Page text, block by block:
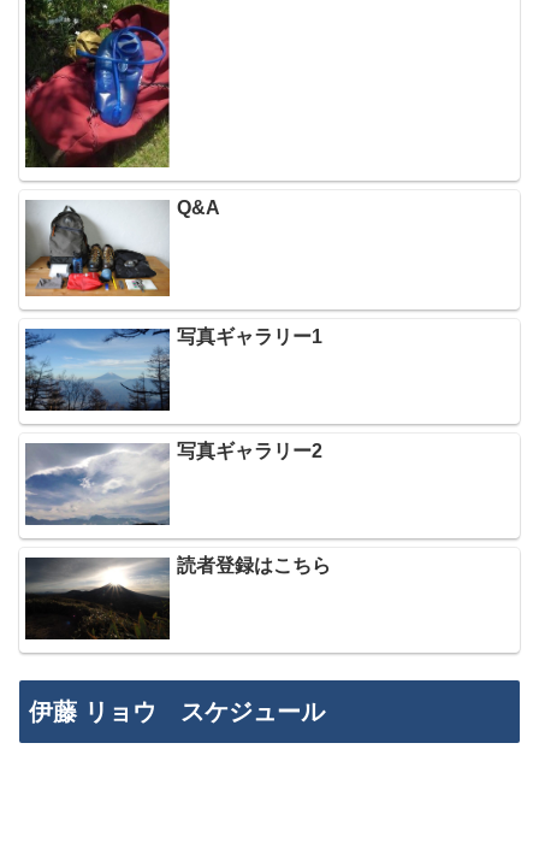
Q&A
写真ギャラリー1
写真ギャラリー2
読者登録はこちら
伊藤 リョウ スケジュール